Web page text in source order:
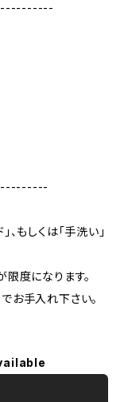
もしくは「手洗い」
度になります。
お手入れ下さい。